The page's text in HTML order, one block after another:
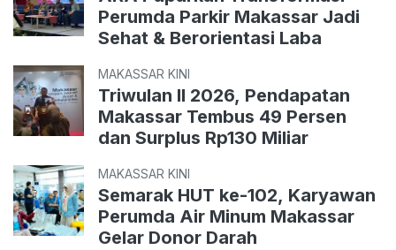
Perumda Parkir Makassar Jadi
Sehat & Berorientasi Laba
MAKASSAR KINI
Triwulan II 2026, Pendapatan
Makassar Tembus 49 Persen
dan Surplus Rp130 Miliar
MAKASSAR KINI
Semarak HUT ke-102, Karyawan
Perumda Air Minum Makassar
Gelar Donor Darah